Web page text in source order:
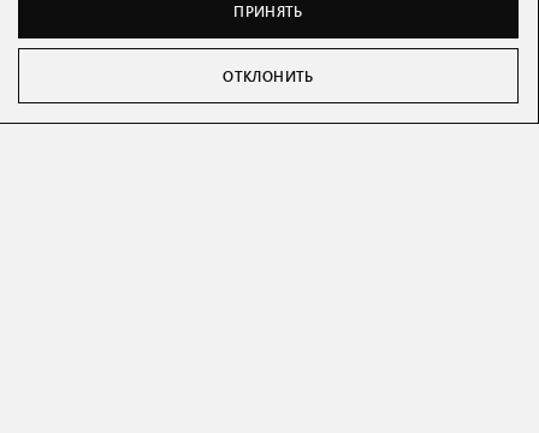
ПРИНЯТЬ
ОТКЛОНИТЬ